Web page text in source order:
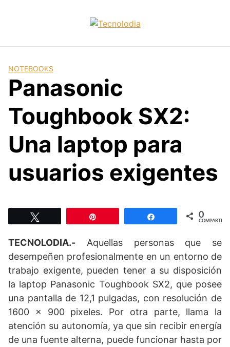
NOTEBOOKS
Panasonic
Toughbook SX2:
Una laptop para
usuarios exigentes
Compartir 0
COMPARTIR
TECNOLODIA.- Aquellas personas que se
desempeñen profesionalmente en un entorno de
trabajo exigente, pueden tener a su disposición
la laptop Panasonic Toughbook SX2, que posee
una pantalla de 12,1 pulgadas, con resolución de
1600 x 900 pixeles. Por otra parte, llama la
atención su autonomía, ya que sin recibir energía
de una fuente alterna, puede funcionar hasta por